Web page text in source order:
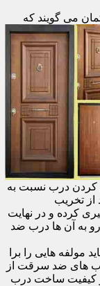
می گویند که
کردن درب نسبت به
از تخریب
کرده و در نهایت
رو به آن ها درب ضد
هایی را برا
درب های ضد سرقت از
کیفیت ساخت درب